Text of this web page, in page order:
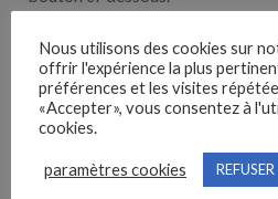
Nos solutions
Découvrez nos partenaires !
multidiffuseurs, sites payant…
Nous utilisons des cookies sur
offrir l'expérience la plus
préférences et les visites
«Accepter», vous consentez à
cookies.
paramètres cookies REFUSER